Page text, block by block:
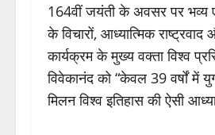
164वीं जयंती के अवसर पर भव्य
के विचारों, आध्यात्मिक
कार्यक्रम के मुख्य वक्ता विश्व
विवेकानंद को “केवल 39 वर्षों में
मिलन विश्व इतिहास की ऐसी